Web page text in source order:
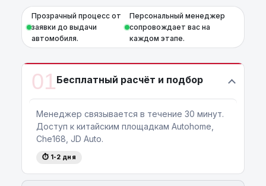
Прозрачный процесс от
заявки до выдачи
автомобиля.
Персональный менеджер
сопровождает вас на
каждом этапе.
01Бесплатный расчёт и подбор
Менеджер связывается в течение 30 минут.
Доступ к китайским площадкам Autohome,
Che168, JD Auto.
⏱ 1-2 дня